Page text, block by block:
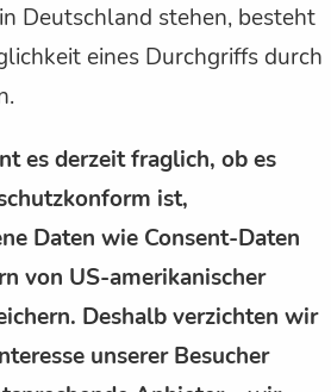
Deutschland stehen, besteht
eines Durchgriffs durch
es derzeit fraglich, ob es
ist,
Daten wie Consent-Daten
von US-amerikanischer
Deshalb verzichten wir
unserer Besucher